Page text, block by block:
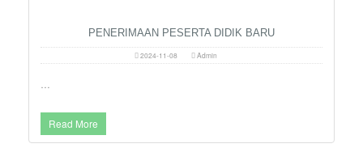
PENERIMAAN PESERTA DIDIK BARU
2024-11-08 Admin
Read More